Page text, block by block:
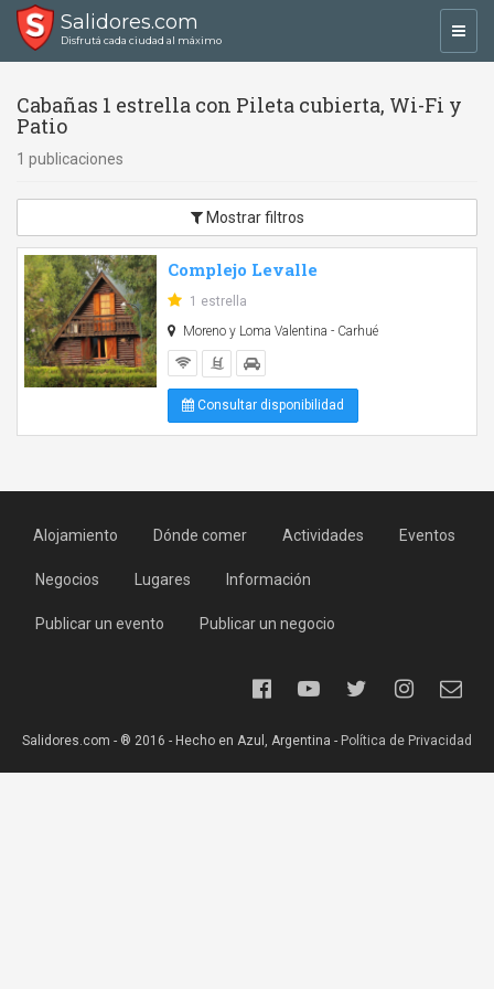
Salidores.com
Disfrutá cada ciudad al máximo
Cabañas 1 estrella con Pileta cubierta, Wi-Fi y
Patio
1 publicaciones
Mostrar filtros
Complejo Levalle
1 estrella
Moreno y Loma Valentina - Carhué
Consultar disponibilidad
Alojamiento Dónde comer Actividades Eventos
Negocios Lugares Información
Publicar un evento Publicar un negocio
Salidores.com - ® 2016 - Hecho en Azul, Argentina - Política de Privacidad